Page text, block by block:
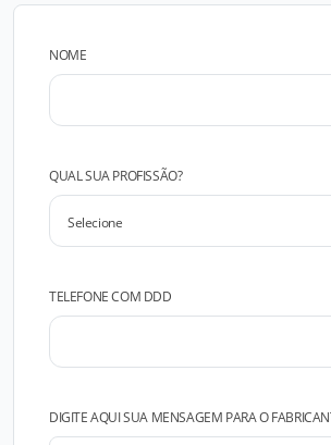
NOME
QUAL SUA PROFISSÃO?
TELEFONE COM DDD
DIGITE AQUI SUA MENSAGEM PARA O